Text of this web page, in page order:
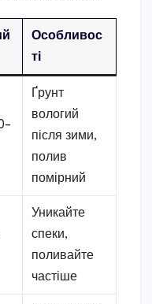
Особливос
ті
Ґрунт
вологий
після зими,
полив
помірний
Уникайте
спеки,
поливайте
частіше